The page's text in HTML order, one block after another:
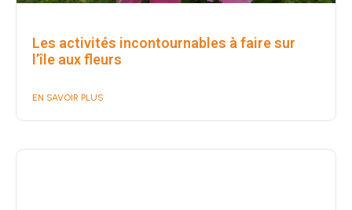
Les activités incontournables à faire sur
l’île aux fleurs
EN SAVOIR PLUS